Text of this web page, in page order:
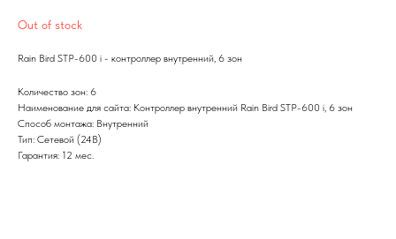
Out of stock
Rain Bird STP-600 i - контроллер внутренний, 6 зон
Количество зон: 6
Наименование для сайта: Контроллер внутренний Rain Bird STP-600 i, 6 зон
Способ монтажа: Внутренний
Тип: Сетевой (24В)
Гарантия: 12 мес.